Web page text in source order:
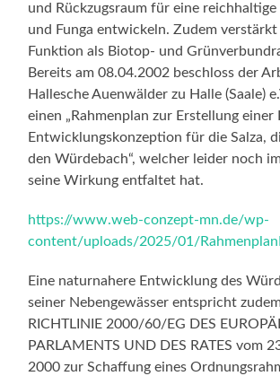
und Rückzugsraum für eine reichhaltige
und Funga entwickeln. Zudem verstärkt
Funktion als Biotop- und
Bereits am 08.04.2002 beschloss der
Hallesche Auenwälder zu Halle (Saale)
einen „Rahmenplan zur Erstellung einer
Entwicklungskonzeption für die Salza,
den Würdebach“, welcher leider noch
seine Wirkung entfaltet hat.
https://www.web-conzept-mn.de/wp-
content/uploads/2025/01/
Eine naturnahere Entwicklung des
seiner Nebengewässer entspricht
RICHTLINIE 2000/60/EG DES
PARLAMENTS UND DES RATES vom
2000 zur Schaffung eines